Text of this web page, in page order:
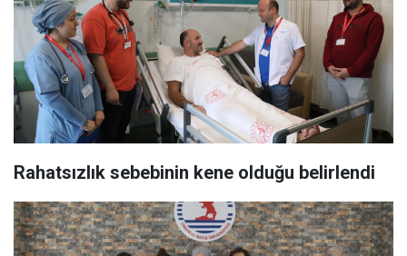
Rahatsızlık sebebinin kene olduğu belirlendi